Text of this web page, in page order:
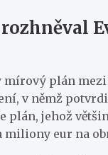
plán
v němž
jehož
eur na